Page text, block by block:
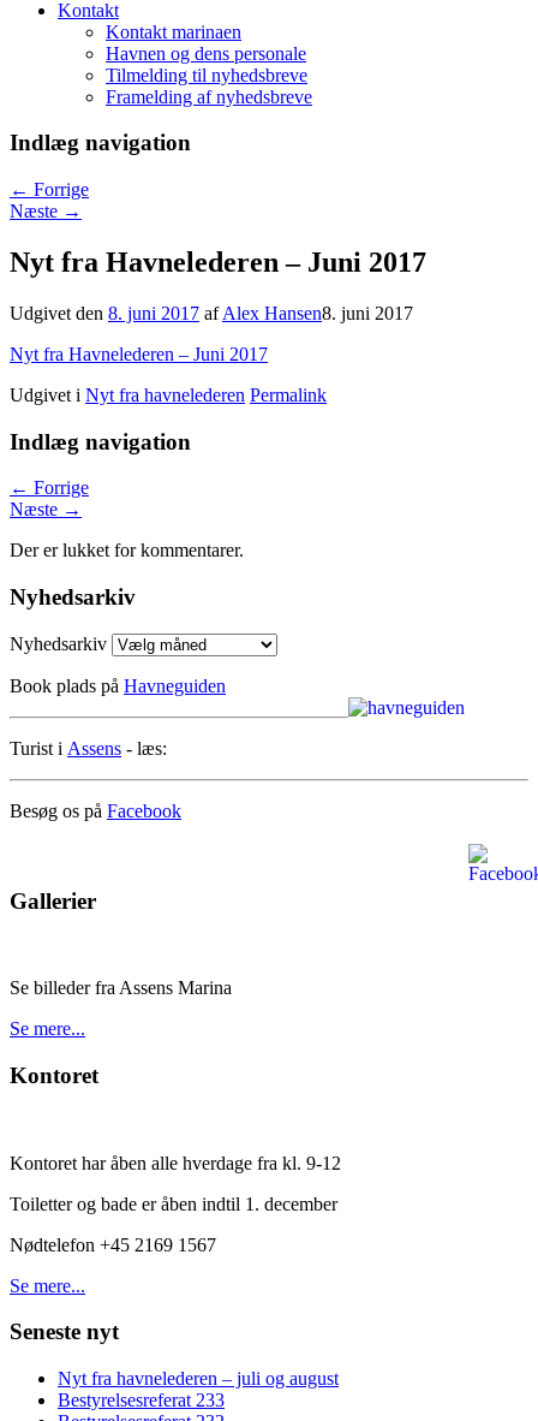
Kontakt
Kontakt marinaen
Havnen og dens personale
Tilmelding til nyhedsbreve
Framelding af nyhedsbreve
Indlæg navigation
← Forrige
Næste →
Nyt fra Havnelederen – Juni 2017
Udgivet den 8. juni 2017 afAlex Hansen8. juni 2017
Nyt fra Havnelederen – Juni 2017
Udgivet i Nyt fra havnelederen Permalink
Indlæg navigation
← Forrige
Næste →
Der er lukket for kommentarer.
Nyhedsarkiv
Nyhedsarkiv
Book plads på Havneguiden
Turist i Assens - læs:
Besøg os på Facebook
Gallerier
Se billeder fra Assens Marina
Se mere...
Kontoret
Kontoret har åben alle hverdage fra kl. 9-12
Toiletter og bade er åben indtil 1. december
Nødtelefon +45 2169 1567
Se mere...
Seneste nyt
Nyt fra havnelederen – juli og august
Bestyrelsesreferat 233